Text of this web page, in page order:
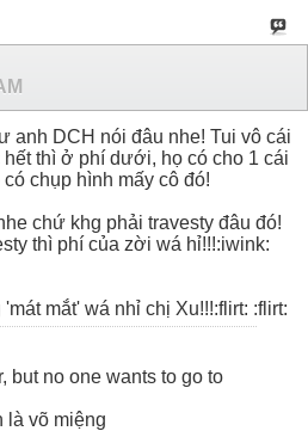
anh DCH nói đâu nhe! Tui vô cái
thì ở phí dưới, họ có cho 1 cái
chụp hình mấy cô đó!
chứ khg phải travesty đâu đó!
thì phí của zời wá hỉ!!!:iwink:
mắt' wá nhỉ chị Xu!!!:flirt: :flirt:
but no one wants to go to
là võ miệng